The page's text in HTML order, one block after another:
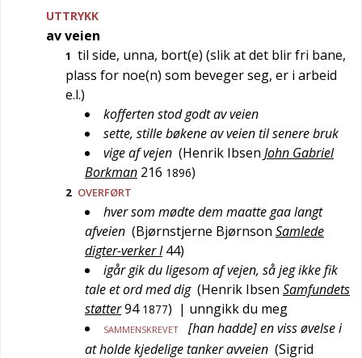
UTTRYKK
av veien
1 til side, unna, bort(e) (slik at det blir fri bane,
plass for noe(n) som beveger seg, er i arbeid
e.l.)
kofferten stod godt av veien
sette, stille bøkene av veien til senere bruk
vige af vejen (Henrik Ibsen John Gabriel
Borkman 216 1896)
2 OVERFØRT
hver som mødte dem maatte gaa langt
afveien (Bjørnstjerne Bjørnson Samlede
digter-verker I 44)
igår gik du ligesom af vejen, så jeg ikke fik
tale et ord med dig (Henrik Ibsen Samfundets
støtter94 1877) | unngikk du meg
SAMMENSKREVET
[han hadde] en viss øvelse i
at holde kjedelige tanker avveien (Sigrid